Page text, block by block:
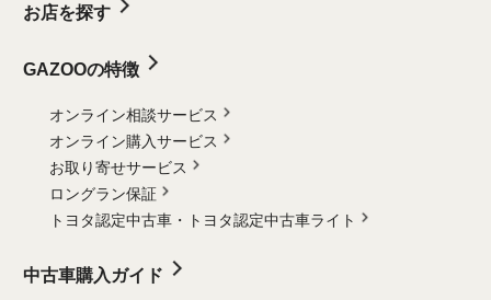
お店を探す
GAZOOの特徴
オンライン相談サービス
オンライン購入サービス
お取り寄せサービス
ロングラン保証
トヨタ認定中古車・
トヨタ認定中古車ライト
中古車購入ガイド